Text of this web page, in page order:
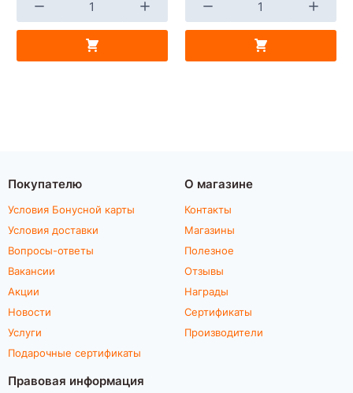
Покупателю
Условия Бонусной карты
Условия доставки
Вопросы-ответы
Вакансии
Акции
Новости
Услуги
Подарочные сертификаты
О магазине
Контакты
Магазины
Полезное
Отзывы
Награды
Сертификаты
Производители
Правовая информация